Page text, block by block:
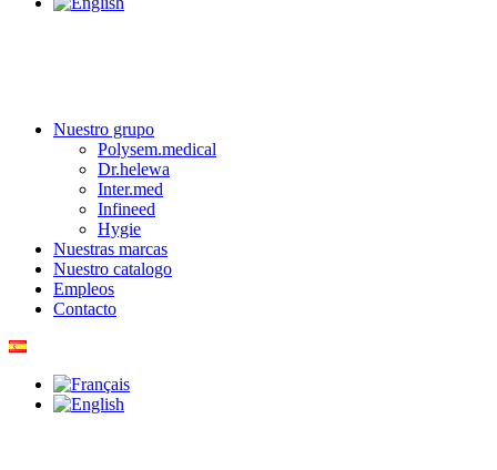
Nuestro grupo
Polysem.medical
Dr.helewa
Inter.med
Infineed
Hygie
Nuestras marcas
Nuestro catalogo
Empleos
Contacto